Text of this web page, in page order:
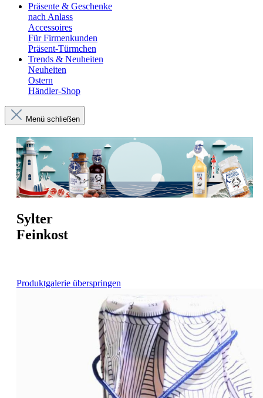
Präsente & Geschenke
nach Anlass
Accessoires
Für Firmenkunden
Präsent-Türmchen
Trends & Neuheiten
Neuheiten
Ostern
Händler-Shop
Menü schließen
Sylter
Feinkost
Produktgalerie überspringen